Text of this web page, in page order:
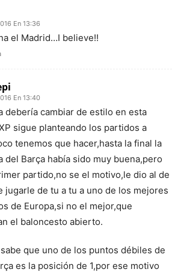
En 13:36
el Madrid…I believe!!
En 13:40
debería cambiar de estilo en esta
sigue planteando los partidos a
tenemos que hacer,hasta la final la
del Barça había sido muy buena,pero
partido,no se el motivo,le dio al de
jugarle de tu a tu a uno de los mejores
de Europa,si no el mejor,que
el baloncesto abierto.
que uno de los puntos débiles de
es la posición de 1,por ese motivo